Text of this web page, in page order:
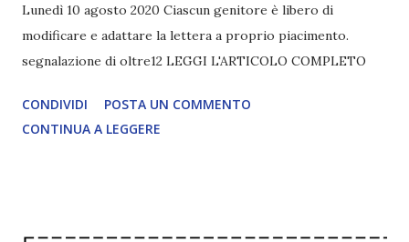
Lunedì 10 agosto 2020 Ciascun genitore è libero di
modificare e adattare la lettera a proprio piacimento.
segnalazione di oltre12 LEGGI L'ARTICOLO COMPLETO
CONDIVIDI
POSTA UN COMMENTO
CONTINUA A LEGGERE